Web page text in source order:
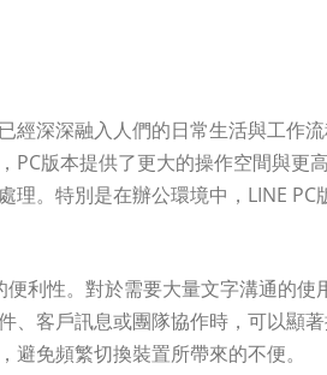
經深深融入人們的日常生活與工作
PC版本提供了更大的操作空間與更
理。特別是在辦公環境中，LINE
便利性。對於需要大量文字溝通的
、客戶訊息或團隊協作時，可以顯
免頻繁切換裝置所帶來的不便。